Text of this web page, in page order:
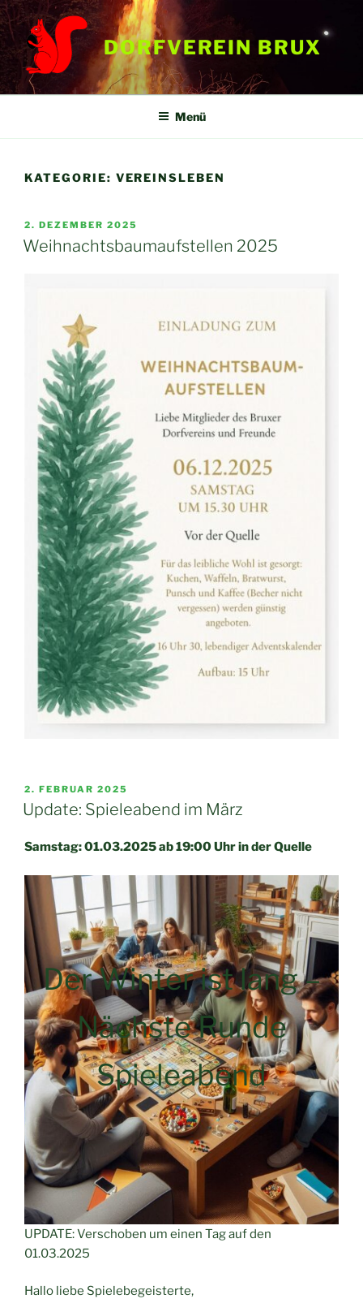
Zum
Inhalt
springen
DORFVEREIN BRUX
Menü
KATEGORIE: VEREINSLEBEN
VERÖFFENTLICHT
AM
2. DEZEMBER 2025
Weihnachtsbaumaufstellen 2025
VERÖFFENTLICHT
AM
2. FEBRUAR 2025
Update: Spieleabend im März
Samstag: 01.03.2025 ab 19:00 Uhr in der Quelle
Der Winter ist lang –
Nächste Runde
Spieleabend
UPDATE: Verschoben um einen Tag auf den
01.03.2025
Hallo liebe Spielebegeisterte,